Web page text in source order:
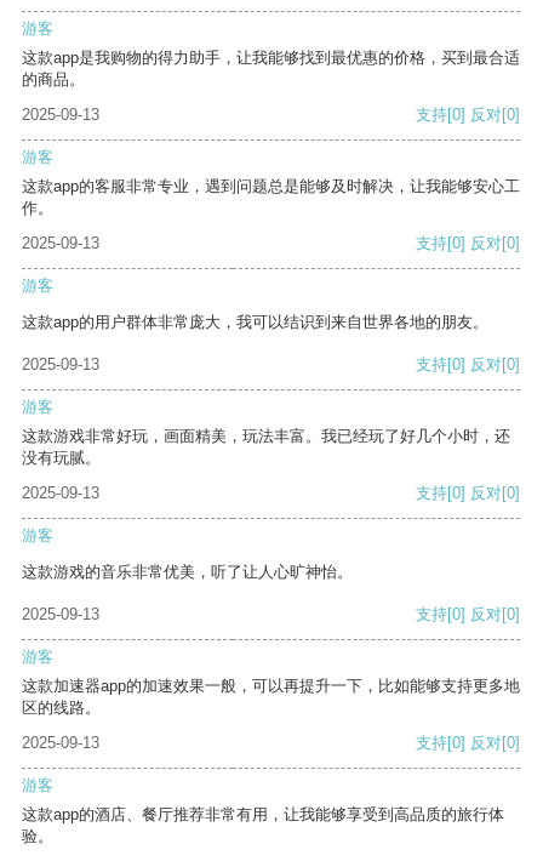
游客
这款app是我购物的得力助手，让我能够找到最优惠的价格，买到最合适
的商品。
2025-09-13
支持[0] 反对[0]
游客
这款app的客服非常专业，遇到问题总是能够及时解决，让我能够安心工
作。
2025-09-13
支持[0] 反对[0]
游客
这款app的用户群体非常庞大，我可以结识到来自世界各地的朋友。
2025-09-13 支持[0] 反对[0]
游客
这款游戏非常好玩，画面精美，玩法丰富。我已经玩了好几个小时，还
没有玩腻。
2025-09-13
支持[0] 反对[0]
游客
这款游戏的音乐非常优美，听了让人心旷神怡。
2025-09-13 支持[0] 反对[0]
游客
这款加速器app的加速效果一般，可以再提升一下，比如能够支持更多地
区的线路。
2025-09-13
支持[0] 反对[0]
游客
这款app的酒店、餐厅推荐非常有用，让我能够享受到高品质的旅行体
验。